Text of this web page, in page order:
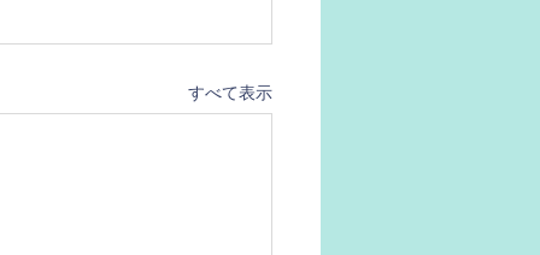
すべて表示